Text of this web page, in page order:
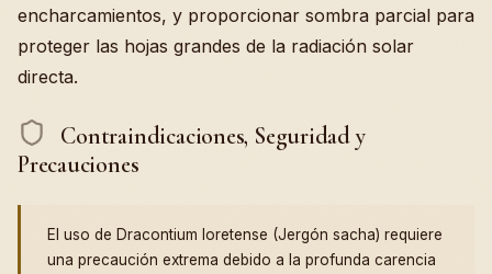
encharcamientos, y proporcionar sombra parcial para
proteger las hojas grandes de la radiación solar
directa.
Contraindicaciones, Seguridad y
Precauciones
El uso de Dracontium loretense (Jergón sacha) requiere
una precaución extrema debido a la profunda carencia